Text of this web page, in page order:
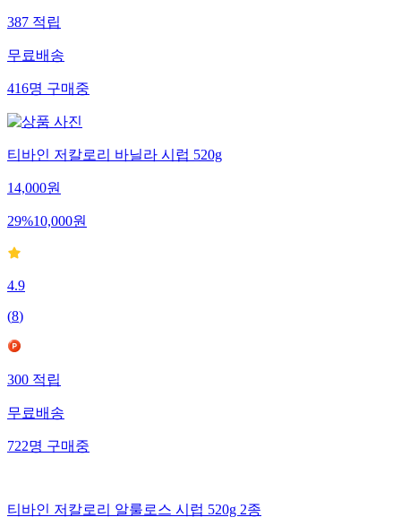
387적립
무료배송
416명구매중
티바인 저칼로리 바닐라 시럽 520g
14,000원
29%10,000원
4.9
(8)
300적립
무료배송
722명구매중
티바인 저칼로리 알룰로스 시럽 520g 2종